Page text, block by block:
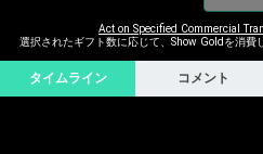
Act on Specified Commercial
選択されたギフト数に応じて、Show Goldを消費
タイムライン コメント